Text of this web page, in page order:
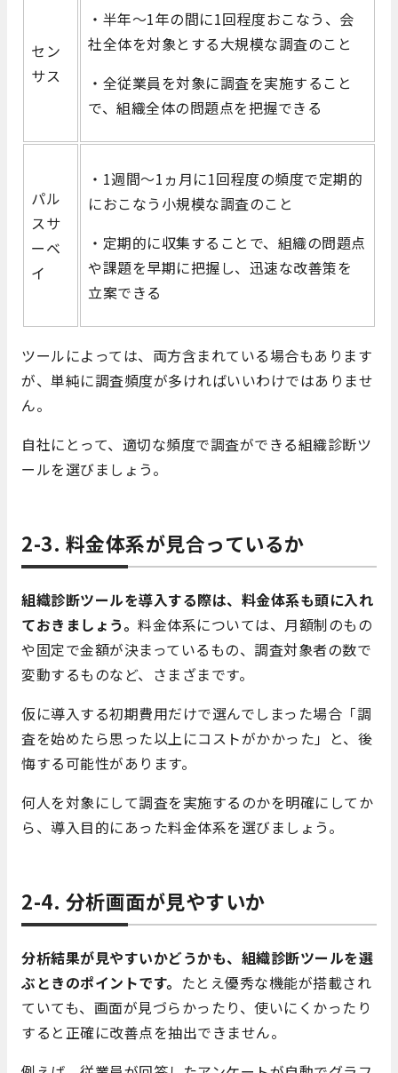
セン
サス
・半年～1年の間に1回程度おこなう、会
社全体を対象とする大規模な調査のこと
・全従業員を対象に調査を実施すること
で、組織全体の問題点を把握できる
パル
スサ
ーベ
イ
・1週間〜1ヵ月に1回程度の頻度で定期的
におこなう小規模な調査のこと
・定期的に収集することで、組織の問題点
や課題を早期に把握し、迅速な改善策を
立案できる
ツールによっては、両方含まれている場合もあります
が、単純に調査頻度が多ければいいわけではありませ
ん。
自社にとって、適切な頻度で調査ができる組織診断ツ
ールを選びましょう。
2-3. 料金体系が見合っているか
組織診断ツールを導入する際は、料金体系も頭に入れ
ておきましょう。 料金体系については、月額制のもの
や固定で金額が決まっているもの、調査対象者の数で
変動するものなど、さまざまです。
仮に導入する初期費用だけで選んでしまった場合「調
査を始めたら思った以上にコストがかかった」と、後
悔する可能性があります。
何人を対象にして調査を実施するのかを明確にしてか
ら、導入目的にあった料金体系を選びましょう。
2-4. 分析画面が見やすいか
分析結果が見やすいかどうかも、組織診断ツールを選
ぶときのポイントです。 たとえ優秀な機能が搭載され
ていても、画面が見づらかったり、使いにくかったり
すると正確に改善点を抽出できません。